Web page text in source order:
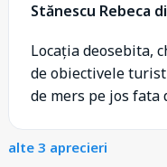
Stănescu Rebeca
Locația deosebita,
de obiectivele
de mers pe jos fata
alte 3 aprecieri